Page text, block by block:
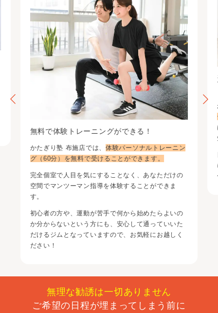
無料で体験トレーニングができる！
かたぎり塾 布施店では、体験パーソナルトレーニン
グ（60分）を無料で受けることができます。
完全個室で人目を気にすることなく、あなただけの
空間でマンツーマン指導を体験することができま
す。
初心者の方や、運動が苦手で何から始めたらよいの
か分からないという方にも、安心して通っていいた
だけるジムとなっていますので、お気軽にお越しく
ださい ！
無理な勧誘は一切ありません
ご希望の日程が埋まってしまう前に